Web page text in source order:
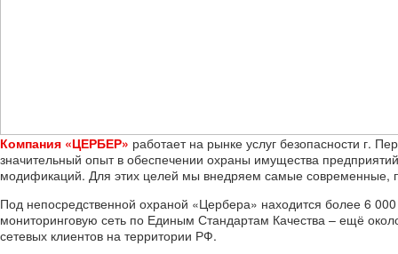
Компания «ЦЕРБЕР» работает на рынке услуг безопасности г.
значительный опыт в обеспечении охраны имущества
модификаций. Для этих целей мы внедряем самые современные,
Под непосредственной охраной «Цербера» находится более 6
мониторинговую сеть по Единым Стандартам Качества – ещё
сетевых клиентов на территории РФ.